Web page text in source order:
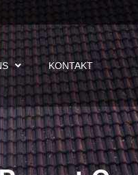
KONTAKT